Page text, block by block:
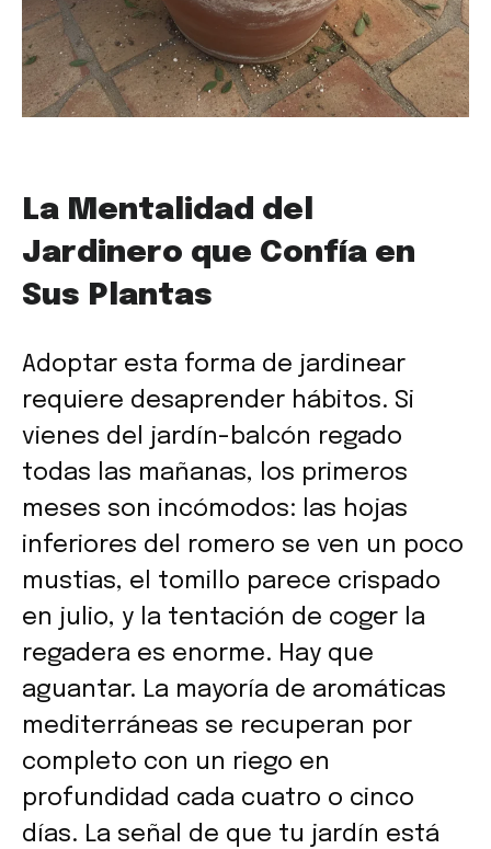
La Mentalidad del
Jardinero que Confía en
Sus Plantas
Adoptar esta forma de jardinear
requiere desaprender hábitos. Si
vienes del jardín-balcón regado
todas las mañanas, los primeros
meses son incómodos: las hojas
inferiores del romero se ven un poco
mustias, el tomillo parece crispado
en julio, y la tentación de coger la
regadera es enorme. Hay que
aguantar. La mayoría de aromáticas
mediterráneas se recuperan por
completo con un riego en
profundidad cada cuatro o cinco
días. La señal de que tu jardín está